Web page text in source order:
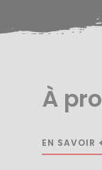
À
EN SAVOIR